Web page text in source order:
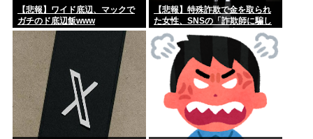
【悲報】ワイド底辺、マックで
ガチのド底辺飯www
【悲報】特殊詐欺で金を取られ
た女性、SNSの「詐欺師に騙し
取られたお金、取り戻せま
す」」に釣られさらに240万円失
うwww